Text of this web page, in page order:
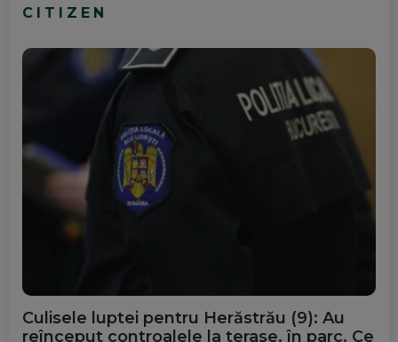
CITIZEN
Culisele luptei pentru Herăstrău (9): Au
reînceput controalele la terase, în parc. Ce